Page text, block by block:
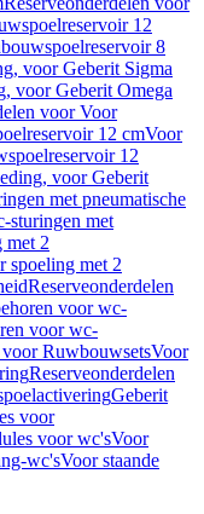
12
8
voor Geberit Sigma
voor Geberit Omega
voor Voor
12 cmVoor
12
voor Geberit
met pneumatische
sturingen met
met 2
spoeling met 2
Reserveonderdelen
voor wc-
voor wc-
RuwbouwsetsVoor
Reserveonderdelen
Geberit
voor
voor wc'sVoor
wc'sVoor staande